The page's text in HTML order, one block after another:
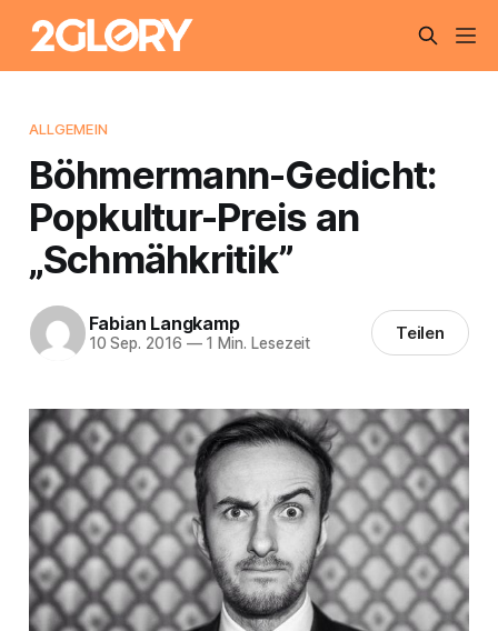
ALLGEMEIN
Böhmermann-Gedicht:
Popkultur-Preis an
„Schmähkritik”
Fabian Langkamp
10 Sep. 2016 —1 Min. Lesezeit Teilen